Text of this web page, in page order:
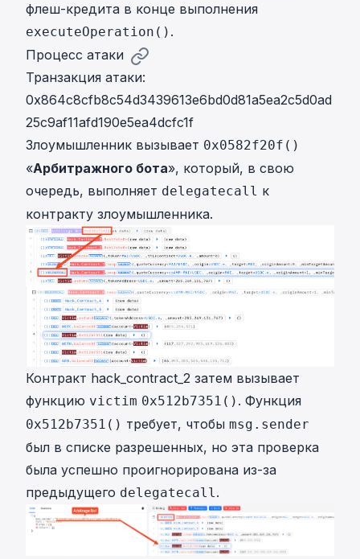
флеш-кредита в конце выполнения
executeOperation() .
Процесс атаки
Транзакция атаки:
0x864c8cfb8c54d3439613e6bd0d81a5ea2c5d0ad
25c9af11afd190e5ea4dcfc1f
Злоумышленник вызывает 0x0582f20f()
«Арбитражного бота», который, в свою
очередь, выполняет delegatecall к
контракту злоумышленника.
Контракт hack_contract_2 затем вызывает
функцию victim 0x512b7351() . Функция
0x512b7351() требует, чтобы msg.sender
был в списке разрешенных, но эта проверка
была успешно проигнорирована из-за
предыдущего delegatecall.